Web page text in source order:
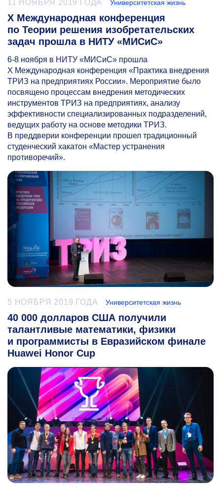
11 НОЯБРЯ 2019 ГОДА Университетская жизнь
Х Международная конференция
по Теории решения изобретательских
задач прошла в НИТУ «МИСиС»
6-8 ноября в НИТУ «МИСиС» прошла
Х Международная конференция «Практика внедрения
ТРИЗ на предприятиях России». Мероприятие было
посвящено процессам внедрения методических
инструментов ТРИЗ на предприятиях, анализу
эффективности специализированных подразделений,
ведущих работу на основе методики ТРИЗ.
В преддверии конференции прошел традиционный
студенческий хакатон «Мастер устранения
противоречий».
5 НОЯБРЯ 2019 ГОДА Университетская жизнь
40 000 долларов США получили
талантливые математики, физики
и программисты в Евразийском финале
Huawei Honor Cup